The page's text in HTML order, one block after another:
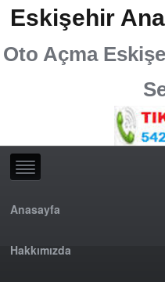
Eskişehir
Oto Açma
Anasayfa
Hakkımızda